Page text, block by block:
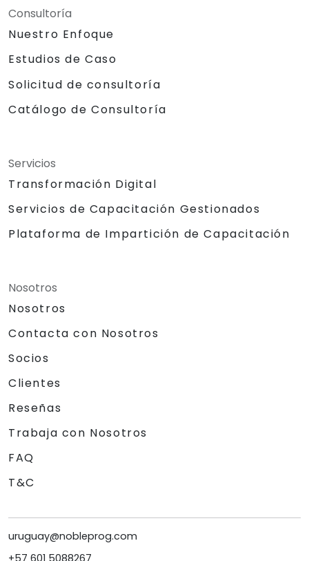
Consultoría
Nuestro Enfoque
Estudios de Caso
Solicitud de consultoría
Catálogo de Consultoría
Servicios
Transformación Digital
Servicios de Capacitación Gestionados
Plataforma de Impartición de Capacitación
Nosotros
Nosotros
Contacta con Nosotros
Socios
Clientes
Reseñas
Trabaja con Nosotros
FAQ
T&C
uruguay@nobleprog.com
+57 601 5088267